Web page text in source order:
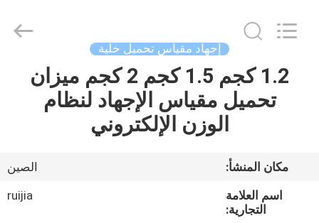
بيت
أشرطة
فيديو
Instruments
إجهاد مقياس تحميل خلية
1.2 كجم 1.5 كجم 2 كجم ميزان
تحميل مقياس الإجهاد لنظام
الوزن الإلكتروني
مكان المنشأ:
الصين
اسم العلامة
التجارية:
ruijia